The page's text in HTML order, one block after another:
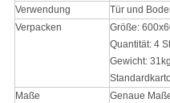
Verwendung
Tür und
Verpacken
Größe:
Quantität: 4
Gewicht:
Maße
Genaue